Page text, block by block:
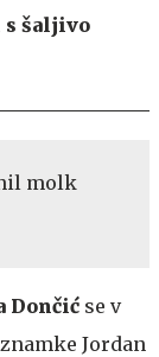
s šaljivo
molk
Dončić se v
Jordan